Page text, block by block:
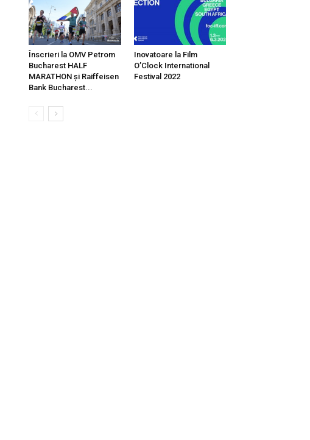
Înscrieri la OMV Petrom
Bucharest HALF
MARATHON și Raiffeisen
Bank Bucharest...
Inovatoare la Film
O’Clock International
Festival 2022